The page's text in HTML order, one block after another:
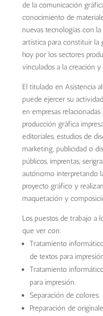
de la comunicación
conocimiento de
nuevas tecnologías con
artística para constituir la
hoy por los sectores
vinculados a la creación
El titulado en Asistencia
puede ejercer su
en empresas
producción gráfica
editoriales, estudios de
marketing, publicidad o
públicos, imprentas,
autónomo interpretando
proyecto gráfico y
maquetación y
Los puestos de trabajo a
que ver con:
Tratamiento
de textos para
Tratamiento
para impresión.
Separación de colores.
Preparación de